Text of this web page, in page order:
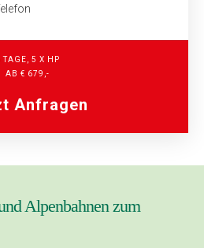
TAGE, 5 X HP
AB € 679,-
Anfragen
Alpenbahnen zum